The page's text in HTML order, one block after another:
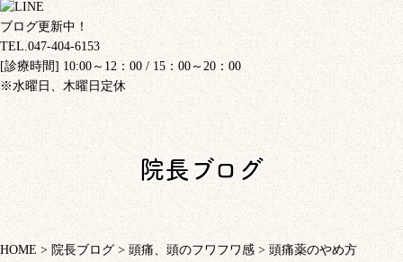
ブログ更新中！
TEL.047-404-6153
[診療時間] 10:00～12：00 / 15：00～20：00
※水曜日、木曜日定休
院長ブログ
HOME > 院長ブログ> 頭痛、頭のフワフワ感 > 頭痛薬のやめ方